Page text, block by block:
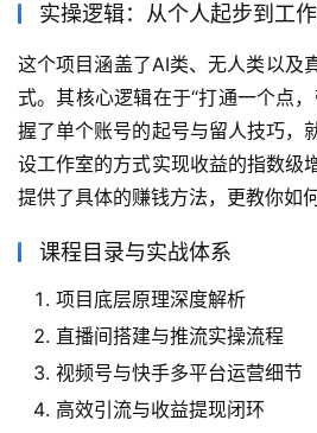
实操逻辑：从个人起步到工
这个项目涵盖了AI类、无人类以及
式。其核心逻辑在于“打通一个点
握了单个账号的起号与留人技巧，
设工作室的方式实现收益的指数级
提供了具体的赚钱方法，更教你如
课程目录与实战体系
项目底层原理深度解析
直播间搭建与推流实操流程
视频号与快手多平台运营细节
高效引流与收益提现闭环